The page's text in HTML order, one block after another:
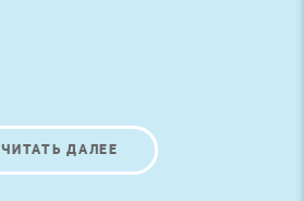
ЧИТАТЬ ДАЛЕЕ